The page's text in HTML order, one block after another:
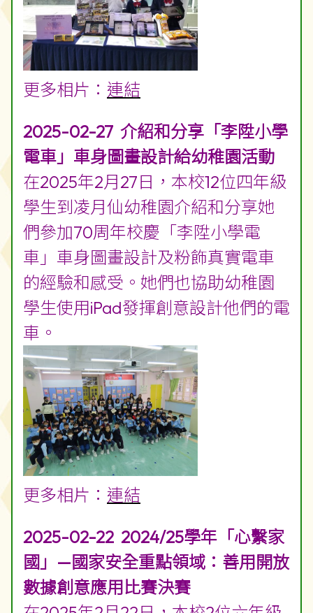
本校學生更在比賽中獲得三等獎佳
績。
更多相片：連結
2025-02-27 介紹和分享「李陞小學
電車」車身圖畫設計給幼稚園活動
在2025年2月27日，本校12位四年級
學生到凌月仙幼稚園介紹和分享她
們參加70周年校慶「李陞小學電
車」車身圖畫設計及粉飾真實電車
的經驗和感受。她們也協助幼稚園
學生使用iPad發揮創意設計他們的電
車。
更多相片： 連結